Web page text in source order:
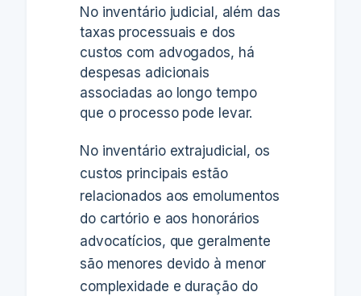
No inventário judicial, além das
taxas processuais e dos
custos com advogados, há
despesas adicionais
associadas ao longo tempo
que o processo pode levar.
No inventário extrajudicial, os
custos principais estão
relacionados aos emolumentos
do cartório e aos honorários
advocatícios, que geralmente
são menores devido à menor
complexidade e duração do